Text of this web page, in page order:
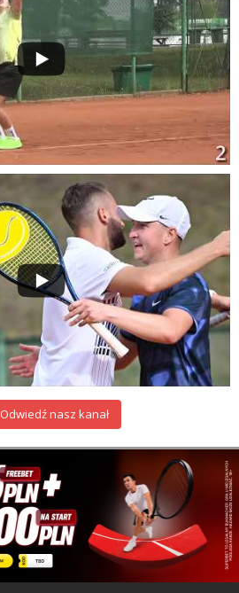
Odwiedź nasz kanał